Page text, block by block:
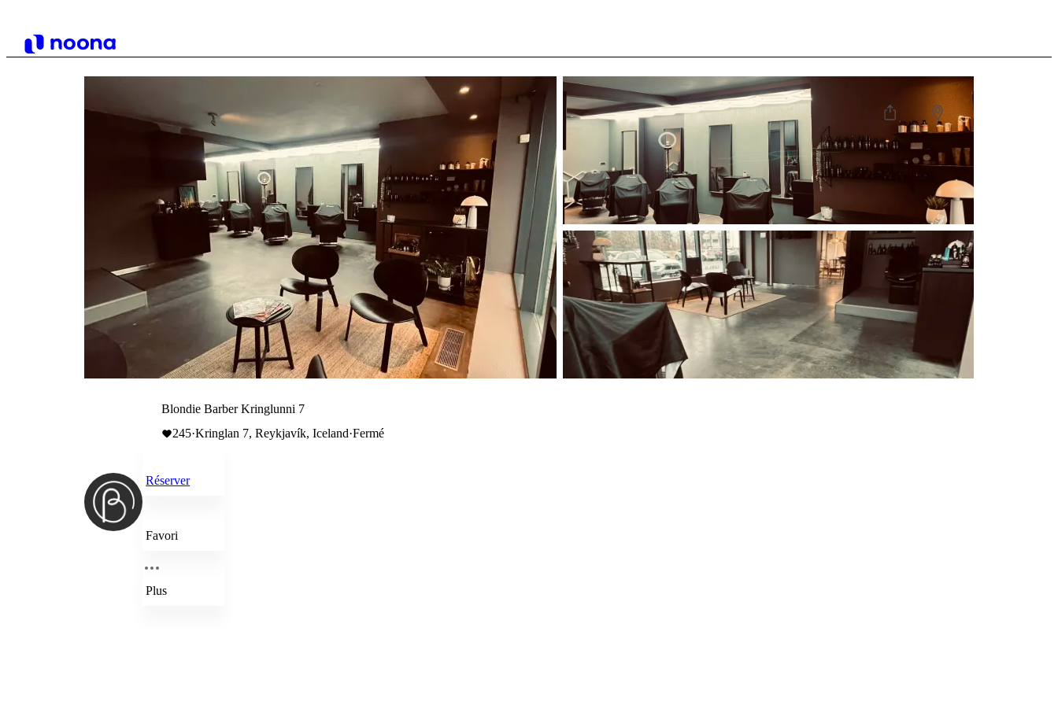
Blondie Barber Kringlunni 7
245·Kringlan 7, Reykjavík, Iceland·Fermé
Réserver
Favori
Plus